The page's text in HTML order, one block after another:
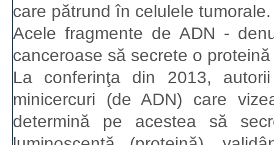
care pătrund în celulele tumorale.
Acele fragmente de ADN -
canceroase să secrete o
La conferinţa din 2013,
minicercuri (de ADN) care
determină pe acestea să